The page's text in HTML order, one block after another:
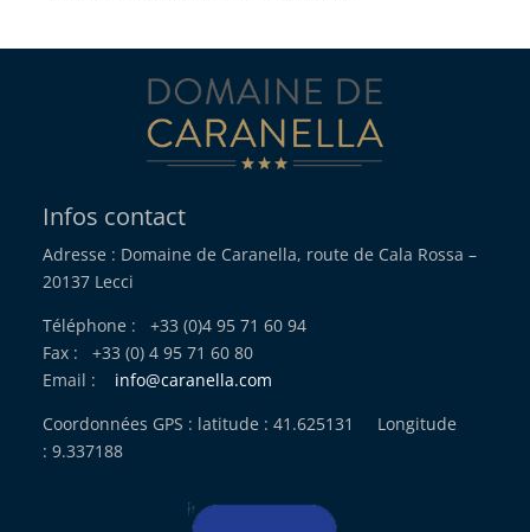
Infos contact
Adresse : Domaine de Caranella, route de Cala Rossa –
20137 Lecci
Téléphone : +33 (0)4 95 71 60 94
Fax : +33 (0) 4 95 71 60 80
Email : info@caranella.com
Coordonnées GPS : latitude : 41.625131 Longitude
: 9.337188